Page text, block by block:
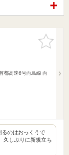
お気に入
りに追加
都高速6号向島線 向
るのはおっくうで
久しぶりに新規立ち